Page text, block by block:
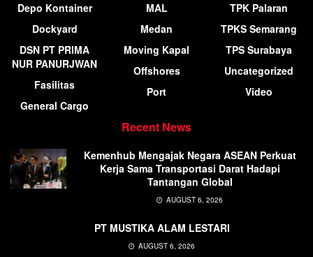
Depo Kontainer
Dockyard
DSN PT PRIMA
NUR PANURJWAN
Fasilitas
General Cargo
MAL
Medan
Moving Kapal
Offshores
Port
TPK Palaran
TPKS Semarang
TPS Surabaya
Uncategorized
Video
Recent News
Kemenhub Mengajak Negara ASEAN Perkuat
Kerja Sama Transportasi Darat Hadapi
Tantangan Global
AUGUST 6, 2026
PT MUSTIKA ALAM LESTARI
AUGUST 6, 2026